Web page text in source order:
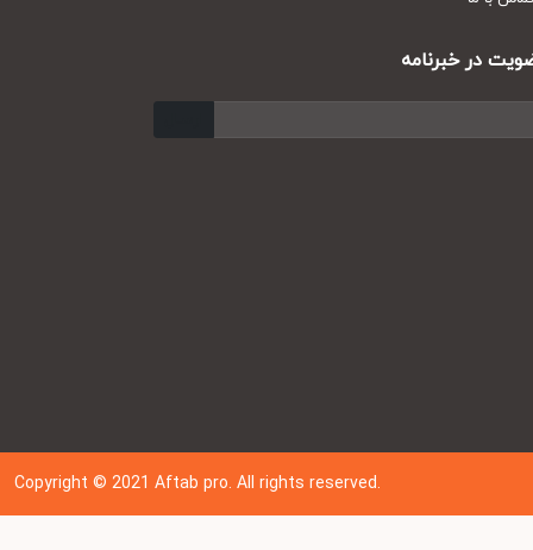
در خبرنامه
Copyright © 202 1Aftab pro. All rights reserved.